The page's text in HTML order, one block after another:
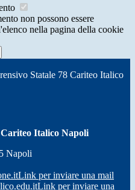
non possono essere
nella pagina della cookie
Statale 78 Cariteo Italico
Italico Napoli
Napoli
Link per inviare una mail
Link per inviare una